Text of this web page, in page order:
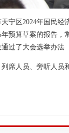
宁区2024年国民
预算草案的报告
过了大会选举办
席人员、旁听人